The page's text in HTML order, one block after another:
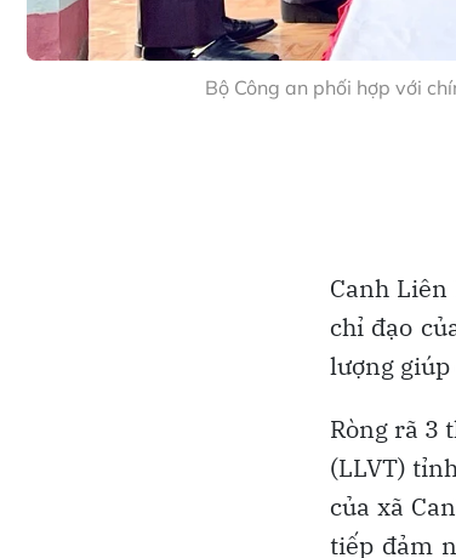
Bộ Công an phối hợp với
Canh
chỉ đạo
lượng
Ròng rã 3
(LLVT)
của xã
tiếp đảm